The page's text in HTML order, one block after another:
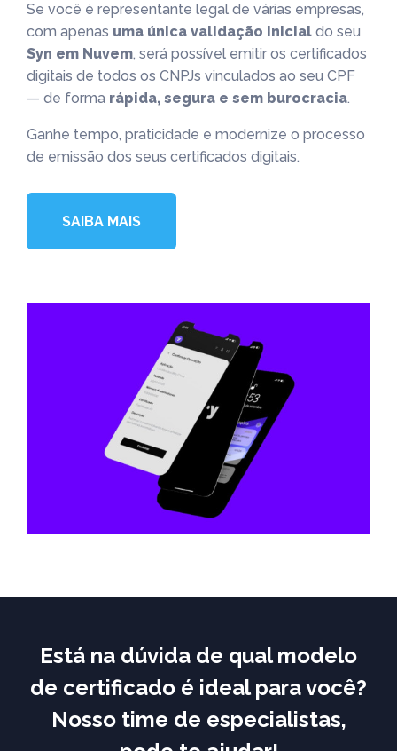
Se você é representante legal de várias empresas,
com apenas uma única validação inicial do seu
Syn em Nuvem, será possível emitir os certificados
digitais de todos os CNPJs vinculados ao seu CPF
— de forma rápida, segura e sem burocracia.
Ganhe tempo, praticidade e modernize o processo
de emissão dos seus certificados digitais.
SAIBA MAIS
Está na dúvida de qual modelo
de certificado é ideal para você?
Nosso time de especialistas,